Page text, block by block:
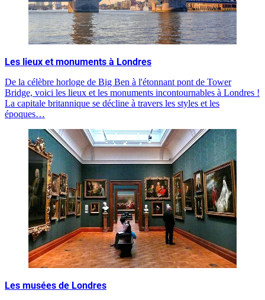
Les lieux et monuments à Londres
De la célèbre horloge de Big Ben à l'étonnant pont de Tower
Bridge, voici les lieux et les monuments incontournables à Londres !
La capitale britannique se décline à travers les styles et les
époques…
Les musées de Londres